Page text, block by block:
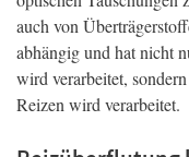
auch von
abhängig und hat nicht
wird verarbeitet,
Reizen wird verarbeitet.